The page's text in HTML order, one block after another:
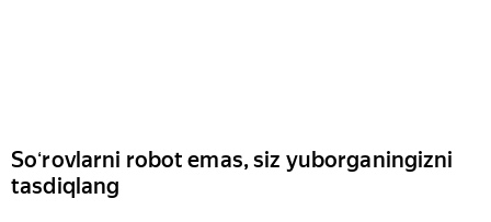
Soʻrovlarni robot emas, siz yuborganingizni
tasdiqlang